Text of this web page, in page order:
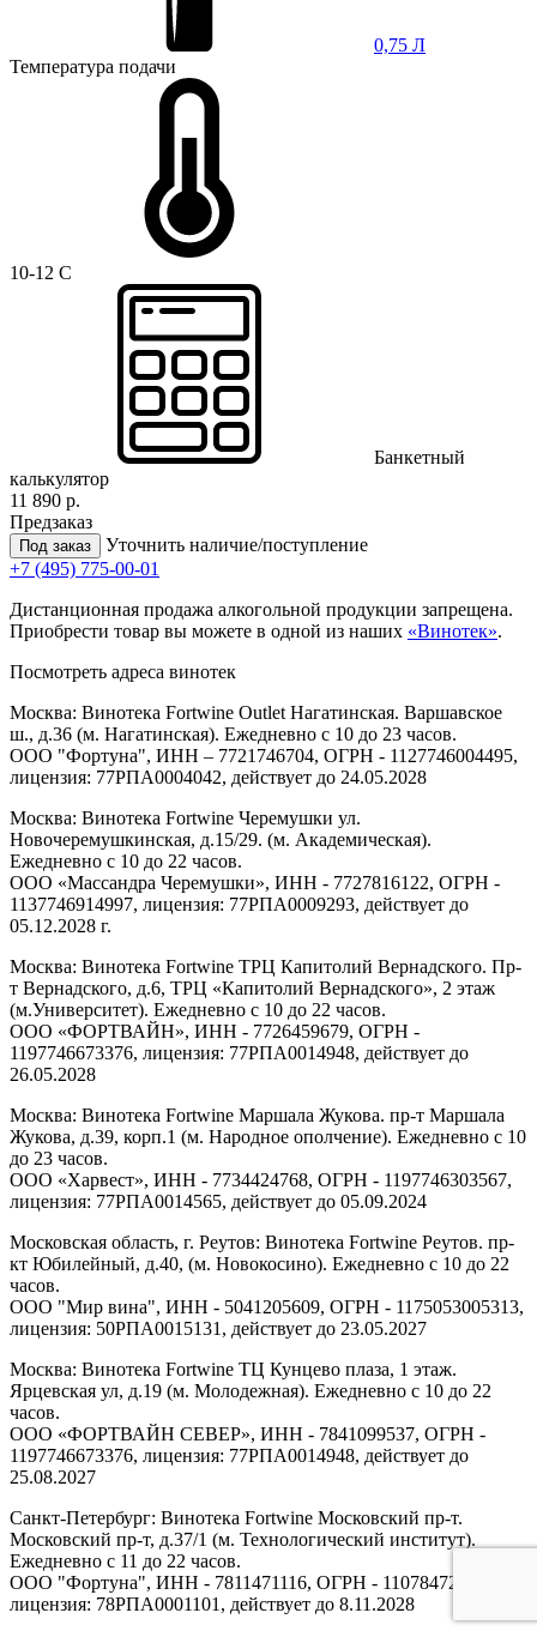
0,75 Л
Температура подачи
10-12 C
Банкетный
калькулятор
11 890 р.
Предзаказ
Под заказ
Уточнить наличие/поступление
+7 (495) 775-00-01
Дистанционная продажа алкогольной продукции запрещена.
Приобрести товар вы можете в одной из наших «Винотек».
Посмотреть адреса винотек
Москва: Винотека Fortwine Outlet Нагатинская. Варшавское
ш., д.36 (м. Нагатинская). Ежедневно с 10 до 23 часов.
ООО "Фортуна", ИНН – 7721746704, ОГРН - 1127746004495,
лицензия: 77РПА0004042, действует до 24.05.2028
Москва: Винотека Fortwine Черемушки ул.
Новочеремушкинская, д.15/29. (м. Академическая).
Ежедневно с 10 до 22 часов.
ООО «Массандра Черемушки», ИНН - 7727816122, ОГРН -
1137746914997, лицензия: 77РПА0009293, действует до
05.12.2028 г.
Москва: Винотека Fortwine ТРЦ Капитолий Вернадского. Пр-
т Вернадского, д.6, ТРЦ «Капитолий Вернадского», 2 этаж
(м.Университет). Ежедневно с 10 до 22 часов.
ООО «ФОРТВАЙН», ИНН - 7726459679, ОГРН -
1197746673376, лицензия: 77РПА0014948, действует до
26.05.2028
Москва: Винотека Fortwine Маршала Жукова. пр-т Маршала
Жукова, д.39, корп.1 (м. Народное ополчение). Ежедневно с 10
до 23 часов.
ООО «Харвест», ИНН - 7734424768, ОГРН - 1197746303567,
лицензия: 77РПА0014565, действует до 05.09.2024
Московская область, г. Реутов: Винотека Fortwine Реутов. пр-
кт Юбилейный, д.40, (м. Новокосино). Ежедневно с 10 до 22
часов.
ООО "Мир вина", ИНН - 5041205609, ОГРН - 1175053005313,
лицензия: 50РПА0015131, действует до 23.05.2027
Москва: Винотека Fortwine ТЦ Кунцево плаза, 1 этаж.
Ярцевская ул, д.19 (м. Молодежная). Ежедневно с 10 до 22
часов.
ООО «ФОРТВАЙН СЕВЕР», ИНН - 7841099537, ОГРН -
1197746673376, лицензия: 77РПА0014948, действует до
25.08.2027
Санкт-Петербург: Винотека Fortwine Московский пр-т.
Московский пр-т, д.37/1 (м. Технологический институт).
Ежедневно с 11 до 22 часов.
ООО "Фортуна", ИНН - 7811471116, ОГРН - 1107847277438,
лицензия: 78РПА0001101, действует до 8.11.2028